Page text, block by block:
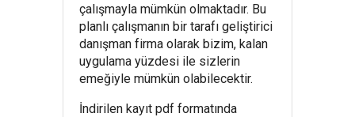
çalışmayla mümkün olmaktadır. Bu
planlı çalışmanın bir tarafı geliştirici
danışman firma olarak bizim, kalan
uygulama yüzdesi ile sizlerin
emeğiyle mümkün olabilecektir.
İndirilen kayıt pdf formatında